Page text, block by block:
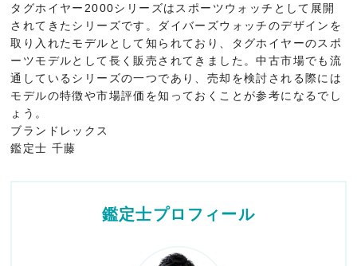
タグホイヤー2000シリーズはスポーツウォッチとして展開
されてきたシリーズです。ダイバーズウォッチのデザインを
取り入れたモデルとして知られており、タグホイヤーのスポ
ーツモデルとして長く販売されてきました。中古市場でも流
通しているシリーズの一つであり、売却を検討される際には
モデルの特徴や市場評価を知っておくことが参考になるでし
ょう。
ブランドレックス
鑑定士 千藤
鑑定士プロフィール